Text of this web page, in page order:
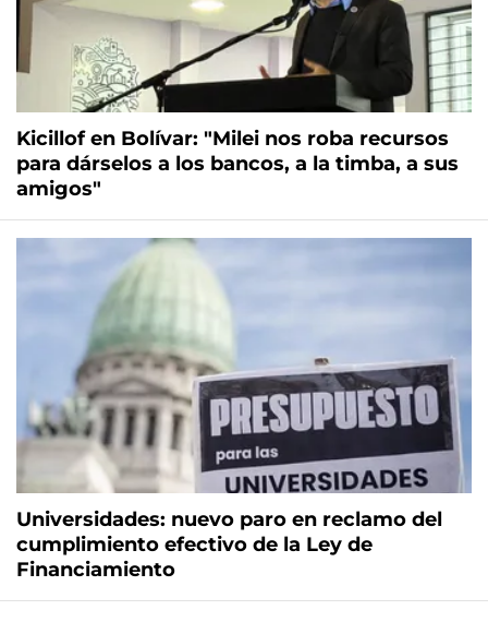
Kicillof en Bolívar: "Milei nos roba recursos
para dárselos a los bancos, a la timba, a sus
amigos"
Universidades: nuevo paro en reclamo del
cumplimiento efectivo de la Ley de
Financiamiento